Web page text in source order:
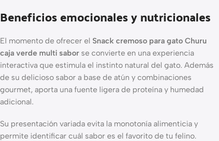
Beneficios emocionales y nutricionales
El momento de ofrecer el Snack cremoso para gato Churu
caja verde multi sabor se convierte en una experiencia
interactiva que estimula el instinto natural del gato. Además
de su delicioso sabor a base de atún y combinaciones
gourmet, aporta una fuente ligera de proteína y humedad
adicional.
Su presentación variada evita la monotonía alimenticia y
permite identificar cuál sabor es el favorito de tu felino.